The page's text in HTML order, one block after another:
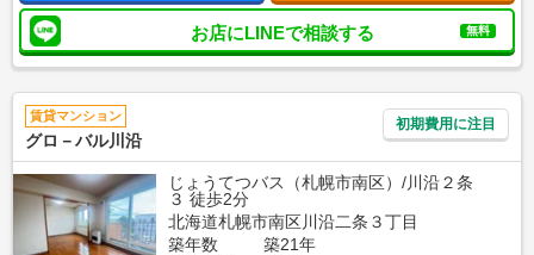
お店にLINEで相談する 無料
賃貸マンション
グロ－バル川沿
初期費用に注目
じょうてつバス（札幌市南区）/川沿２条
３ 徒歩2分
北海道札幌市南区川沿二条３丁目
築年数
築21年